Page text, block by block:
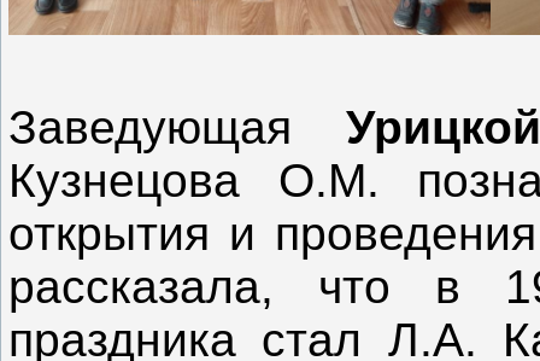
Заведующая
Кузнецова О.М.
открытия и
рассказала, что в
праздника стал Л.А.